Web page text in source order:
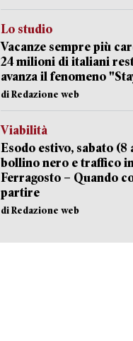
Lo studio
Vacanze sempre più
24 milioni di italiani
avanza il fenomeno
di Redazione web
Viabilità
Esodo estivo, sabato (8
bollino nero e traffico
Ferragosto – Quando
partire
di Redazione web